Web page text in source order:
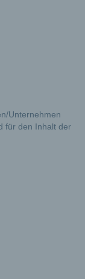
Unternehmen
für den Inhalt der